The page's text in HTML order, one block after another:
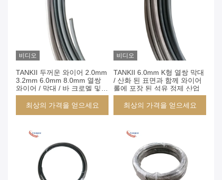
비디오
TANKII 두꺼운 와이어 2.0mm
3.2mm 6.0mm 8.0mm 열쌍
와이어 / 막대 / 바 크로멜 및
알루멜 산화 표면으로 실험실
고온 반응 장치
최상의 가격을 얻으세요
비디오
TANKII 6.0mm K형 열쌍 막대
/ 산화 된 표면과 함께 와이어
롤에 포장 된 석유 정제 산업
최상의 가격을 얻으세요